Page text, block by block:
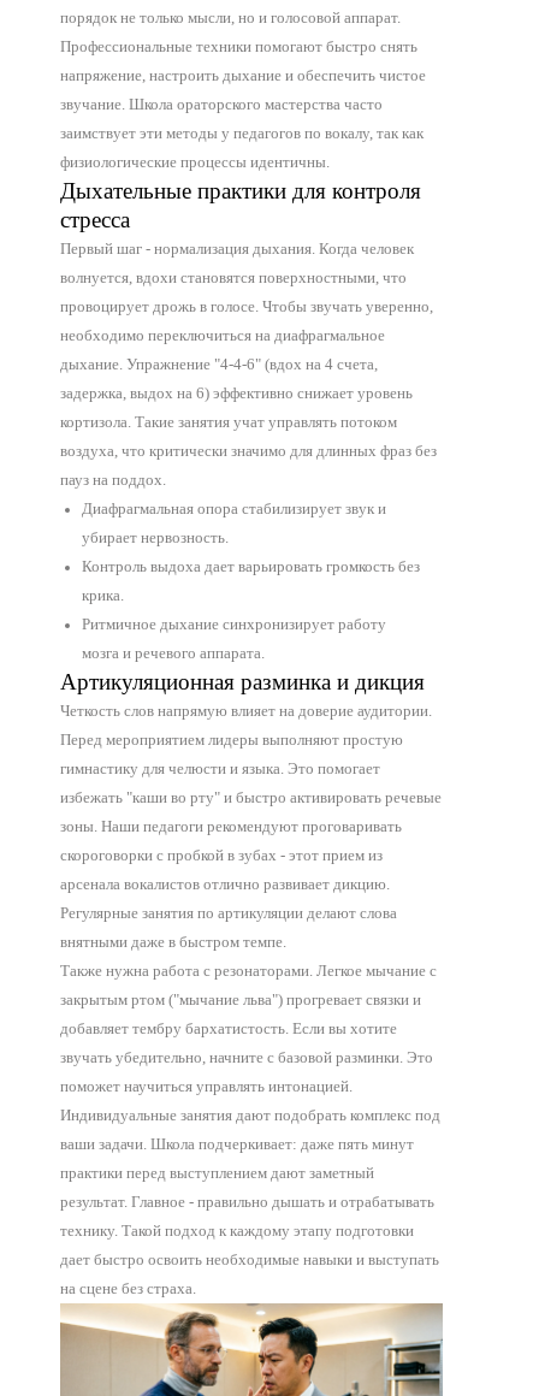
порядок не только мысли, но и голосовой аппарат.
Профессиональные техники помогают быстро снять
напряжение, настроить дыхание и обеспечить чистое
звучание. Школа ораторского мастерства часто
заимствует эти методы у педагогов по вокалу, так как
физиологические процессы идентичны.
Дыхательные практики для контроля
стресса
Первый шаг - нормализация дыхания. Когда человек
волнуется, вдохи становятся поверхностными, что
провоцирует дрожь в голосе. Чтобы звучать уверенно,
необходимо переключиться на диафрагмальное
дыхание. Упражнение "4-4-6" (вдох на 4 счета,
задержка, выдох на 6) эффективно снижает уровень
кортизола. Такие занятия учат управлять потоком
воздуха, что критически значимо для длинных фраз без
пауз на поддох.
Диафрагмальная опора стабилизирует звук и
убирает нервозность.
Контроль выдоха дает варьировать громкость без
крика.
Ритмичное дыхание синхронизирует работу
мозга и речевого аппарата.
Артикуляционная разминка и дикция
Четкость слов напрямую влияет на доверие аудитории.
Перед мероприятием лидеры выполняют простую
гимнастику для челюсти и языка. Это помогает
избежать "каши во рту" и быстро активировать речевые
зоны. Наши педагоги рекомендуют проговаривать
скороговорки с пробкой в зубах - этот прием из
арсенала вокалистов отлично развивает дикцию.
Регулярные занятия по артикуляции делают слова
внятными даже в быстром темпе.
Также нужна работа с резонаторами. Легкое мычание с
закрытым ртом ("мычание льва") прогревает связки и
добавляет тембру бархатистость. Если вы хотите
звучать убедительно, начните с базовой разминки. Это
поможет научиться управлять интонацией.
Индивидуальные занятия дают подобрать комплекс под
ваши задачи. Школа подчеркивает: даже пять минут
практики перед выступлением дают заметный
результат. Главное - правильно дышать и отрабатывать
технику. Такой подход к каждому этапу подготовки
дает быстро освоить необходимые навыки и выступать
на сцене без страха.